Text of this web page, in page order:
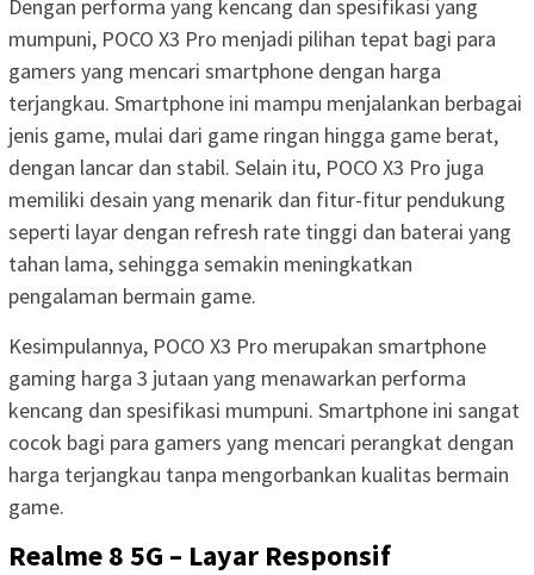
Dengan performa yang kencang dan spesifikasi yang
mumpuni, POCO X3 Pro menjadi pilihan tepat bagi para
gamers yang mencari smartphone dengan harga
terjangkau. Smartphone ini mampu menjalankan berbagai
jenis game, mulai dari game ringan hingga game berat,
dengan lancar dan stabil. Selain itu, POCO X3 Pro juga
memiliki desain yang menarik dan fitur-fitur pendukung
seperti layar dengan refresh rate tinggi dan baterai yang
tahan lama, sehingga semakin meningkatkan
pengalaman bermain game.
Kesimpulannya, POCO X3 Pro merupakan smartphone
gaming harga 3 jutaan yang menawarkan performa
kencang dan spesifikasi mumpuni. Smartphone ini sangat
cocok bagi para gamers yang mencari perangkat dengan
harga terjangkau tanpa mengorbankan kualitas bermain
game.
Realme 8 5G – Layar Responsif